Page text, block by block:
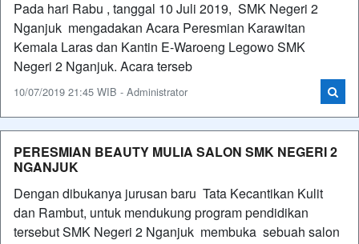
Pada hari Rabu , tanggal 10 Juli 2019, SMK Negeri 2
Nganjuk mengadakan Acara Peresmian Karawitan
Kemala Laras dan Kantin E-Waroeng Legowo SMK
Negeri 2 Nganjuk. Acara terseb
10/07/2019 21:45 WIB - Administrator
PERESMIAN BEAUTY MULIA SALON SMK NEGERI 2
NGANJUK
Dengan dibukanya jurusan baru Tata Kecantikan Kulit
dan Rambut, untuk mendukung program pendidikan
tersebut SMK Negeri 2 Nganjuk membuka sebuah salon